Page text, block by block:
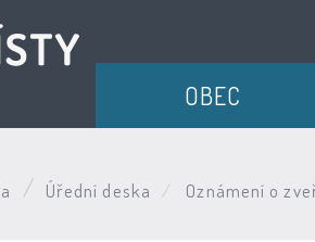
OBEC
Úřední deska Oznámení o